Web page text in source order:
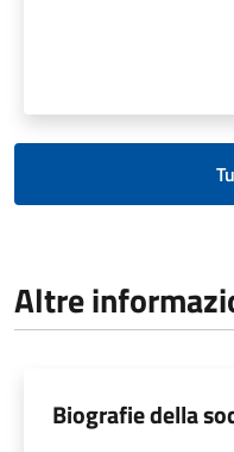
Altre
Biografie della